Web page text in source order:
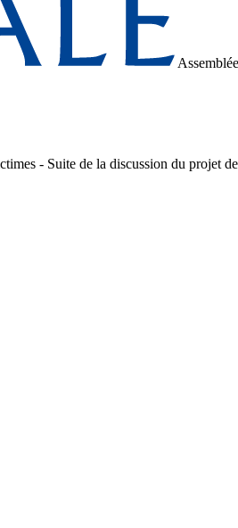
- Suite de la discussion du projet